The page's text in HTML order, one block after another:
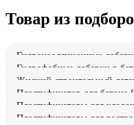
Товар из
Гидроизоляционные
Гидрофобные добавки в
Жидкий строительный
Пластификатор для бетона
Пластификаторы для
Пластификаторы для